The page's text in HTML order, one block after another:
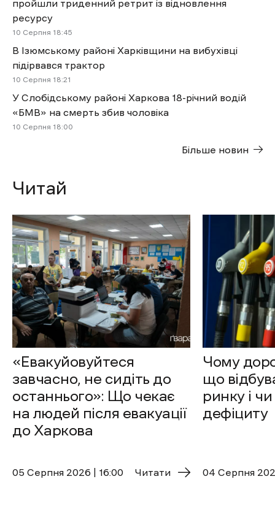
пройшли триденний ретрит із відновлення
ресурсу
10 Cерпня 18:45
В Ізюмському районі Харківщини на вибухівці
підірвався трактор
10 Cерпня 18:21
У Слобідському районі Харкова 18-річний водій
«БМВ» на смерть збив чоловіка
10 Cерпня 18:00
Більше новин
Читай
«Евакуйовуйтеся
завчасно, не сидіть до
останнього»: Що чекає
на людей після евакуації
до Харкова
05 Cерпня 2026 | 16:00 Читати
Чому
що
ринку і
дефіциту
04 Cерпня